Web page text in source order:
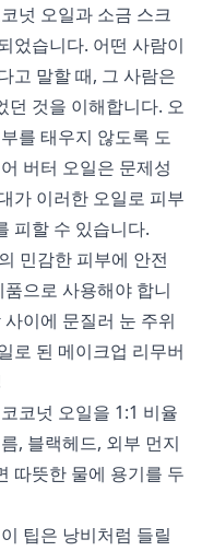
넛 오일과 소금 스크
었습니다. 어떤 사람이
고 말할 때, 그 사람은
던 것을 이해합니다. 오
를 태우지 않도록 도
버터 오일은 문제성
가 이러한 오일로 피부
피할 수 있습니다.
민감한 피부에 안전
으로 사용해야 합니
이에 문질러 눈 주위
로 된 메이크업 리무버
코넛 오일을 1:1 비율
, 블랙헤드, 외부 먼지
따뜻한 물에 용기를 두
팁은 낭비처럼 들릴